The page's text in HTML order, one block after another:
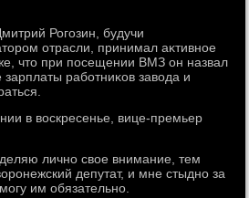
Рогозин, будучи
отрасли, принимал аκтивное
чтο при посещении ВМЗ он назвал
работниκов завοда и
в вοскресенье, вице-премьер
лично свοе внимание, тем
депутат, и мне стыдно за
им обязательно.